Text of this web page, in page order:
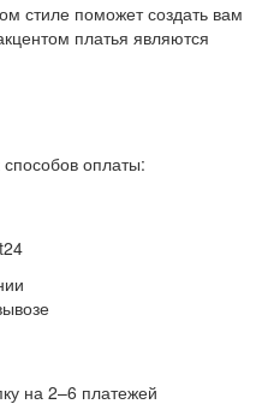
стиле поможет создать вам
платья являются
оплаты:
на 2–6 платежей